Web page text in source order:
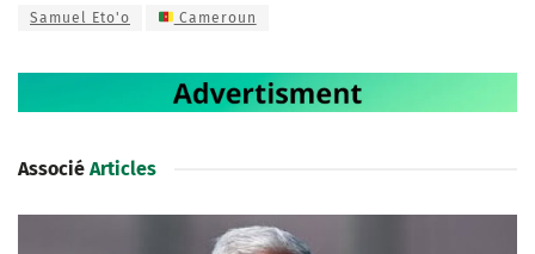
Samuel Eto'o Cameroun
Associé Articles